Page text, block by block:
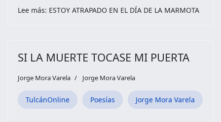
Lee más: ESTOY ATRAPADO EN EL DÍA DE LA MARMOTA
SI LA MUERTE TOCASE MI PUERTA
Jorge Mora Varela Jorge Mora Varela
TulcánOnline Poesías Jorge Mora Varela